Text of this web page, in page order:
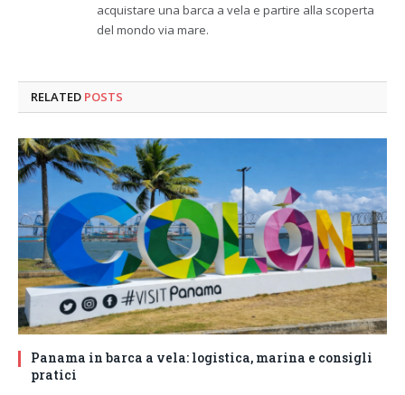
acquistare una barca a vela e partire alla scoperta
del mondo via mare.
RELATED POSTS
Panama in barca a vela: logistica, marina e consigli
pratici